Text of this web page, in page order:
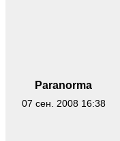
Paranorma
07 сен. 2008 16:38